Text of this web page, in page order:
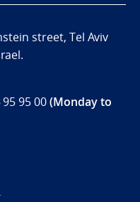
street, Tel Aviv
95 00(Monday to